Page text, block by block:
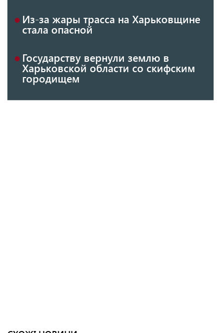
Из-за жары трасса на Харьковщине
стала опасной
Государству вернули землю в
Харьковской области со скифским
городищем